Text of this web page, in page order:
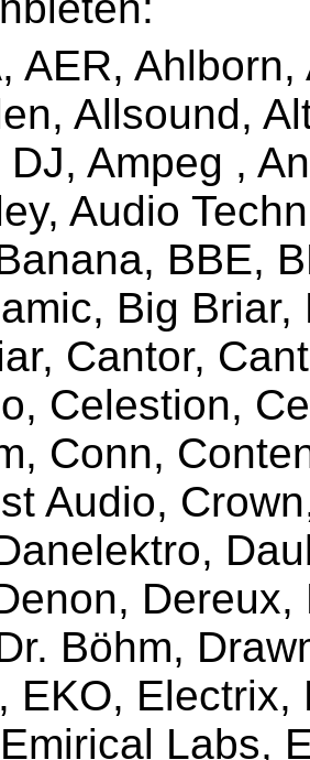
AER,
Allsound,
Ampeg ,
Audio
BBE,
Big
Cantor,
Celestion,
Conn,
Audio,
Böhm,
EKO,
Labs,